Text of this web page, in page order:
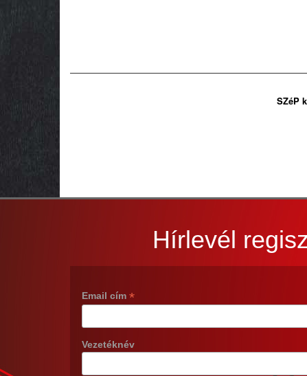
SZéP
Hírlevél
Email cím *
Vezetéknév